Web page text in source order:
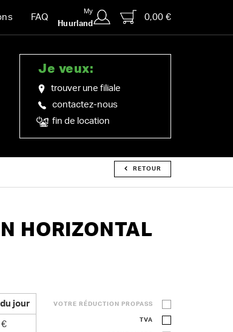
FAQ
My
Huurland
0,00 €
Je veux:
trouver une filiale
contactez-nous
fin de location
RETOUR
HORIZONTAL
jour
€
VOTRE RÉDUCTION PROPASS
TVA